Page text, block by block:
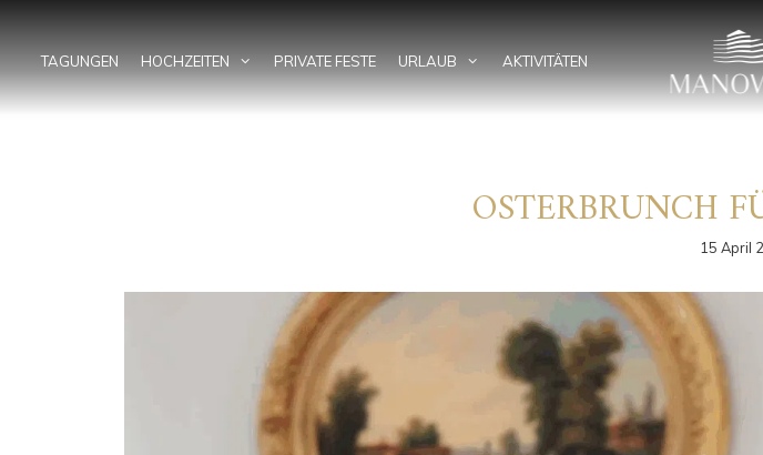
springenTAGUNGEN HOCHZEITEN PRIVATE FESTE URLAUB AKTIVITÄTEN
OSTERBRUNCH
15 April